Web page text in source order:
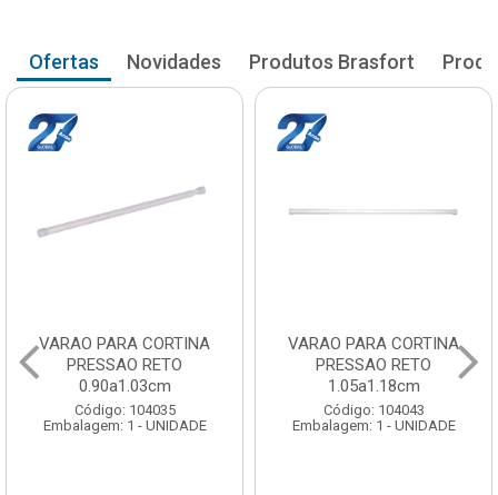
Ofertas Novidades Produtos Brasfort
VARAO PARA CORTINA
PRESSAO RETO
0.90a1.03cm
Código: 104035
Embalagem: 1 - UNIDADE
VARAO PARA CORTINA
PRESSAO RETO
1.05a1.18cm
Código: 104043
Embalagem: 1 - UNIDADE